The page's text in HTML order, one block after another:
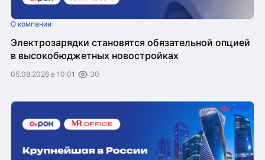
О компании
Электрозарядки становятся обязательной опцией
в высокобюджетных новостройках
05.08.2026 в 10:01 30